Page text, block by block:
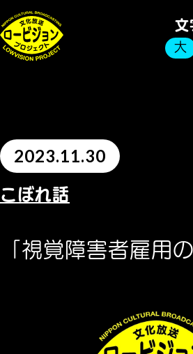
文
大
2023.11.30
こぼれ話
「視覚障害者雇用